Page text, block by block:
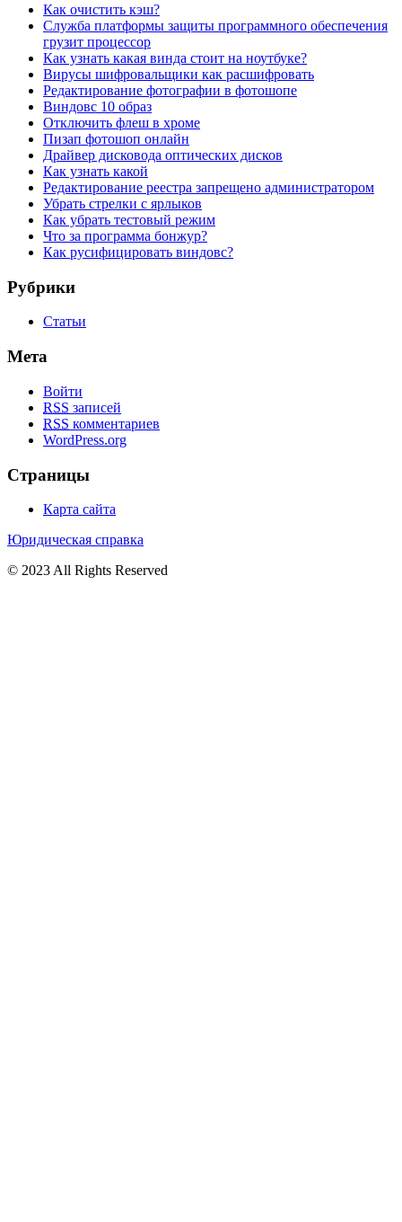
Как очистить кэш?
Служба платформы защиты программного обеспечения
грузит процессор
Как узнать какая винда стоит на ноутбуке?
Вирусы шифровальщики как расшифровать
Редактирование фотографии в фотошопе
Виндовс 10 образ
Отключить флеш в хроме
Пизап фотошоп онлайн
Драйвер дисковода оптических дисков
Как узнать какой
Редактирование реестра запрещено администратором
Убрать стрелки с ярлыков
Как убрать тестовый режим
Что за программа бонжур?
Как русифицировать виндовс?
Рубрики
Статьи
Мета
Войти
RSS записей
RSS комментариев
WordPress.org
Страницы
Карта сайта
Юридическая справка
© 2023 All Rights Reserved